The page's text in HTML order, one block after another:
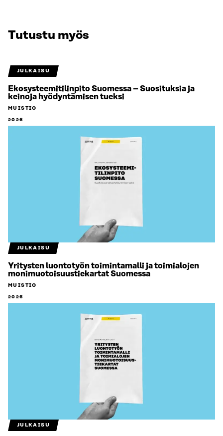
Tutustu myös
JULKAISU
Ekosysteemitilinpito Suomessa – Suosituksia ja
keinoja hyödyntämisen tueksi
MUISTIO
2026
JULKAISU
Yritysten luontotyön toimintamalli ja toimialojen
monimuotoisuustiekartat Suomessa
MUISTIO
2026
JULKAISU